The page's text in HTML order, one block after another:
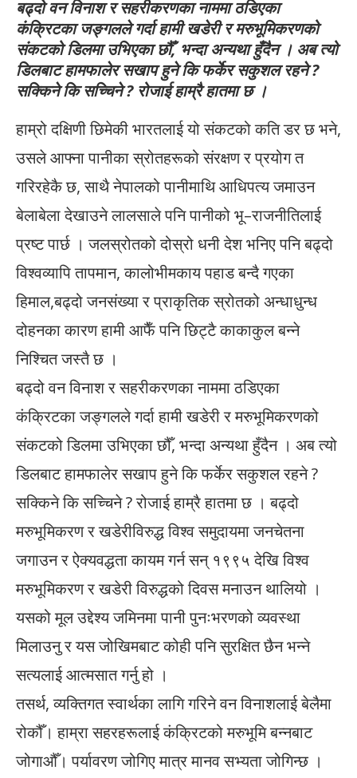
बढ्दो वन विनाश र सहरीकरणका नाममा ठडिएका
कंक्रिटका जङ्गलले गर्दा हामी खडेरी र मरुभूमिकरणको
संकटको डिलमा उभिएका छौँ, भन्दा अन्यथा हुँदैन । अब त्यो
डिलबाट हामफालेर सखाप हुने कि फर्केर सकुशल रहने ?
सक्किने कि सच्चिने ? रोजाई हाम्रै हातमा छ ।
हाम्रो दक्षिणी छिमेकी भारतलाई यो संकटको कति डर छ भने,
उसले आफ्ना पानीका स्रोतहरूको संरक्षण र प्रयोग त
गरिरहेकै छ, साथै नेपालको पानीमाथि आधिपत्य जमाउन
बेलाबेला देखाउने लालसाले पनि पानीको भू–राजनीतिलाई
प्रष्ट पार्छ । जलस्रोतको दोस्रो धनी देश भनिए पनि बढ्दो
विश्वव्यापि तापमान, कालोभीमकाय पहाड बन्दै गएका
हिमाल,बढ्दो जनसंख्या र प्राकृतिक स्रोतको अन्धाधुन्ध
दोहनका कारण हामी आफैँ पनि छिट्टै काकाकुल बन्ने
निश्चित जस्तै छ ।
बढ्दो वन विनाश र सहरीकरणका नाममा ठडिएका
कंक्रिटका जङ्गलले गर्दा हामी खडेरी र मरुभूमिकरणको
संकटको डिलमा उभिएका छौँ, भन्दा अन्यथा हुँदैन । अब त्यो
डिलबाट हामफालेर सखाप हुने कि फर्केर सकुशल रहने ?
सक्किने कि सच्चिने ? रोजाई हाम्रै हातमा छ । बढ्दो
मरुभूमिकरण र खडेरीविरुद्ध विश्व समुदायमा जनचेतना
जगाउन र ऐक्यवद्धता कायम गर्न सन् १९९५ देखि विश्व
मरुभूमिकरण र खडेरी विरुद्धको दिवस मनाउन थालियो ।
यसको मूल उद्देश्य जमिनमा पानी पुनःभरणको व्यवस्था
मिलाउनु र यस जोखिमबाट कोही पनि सुरक्षित छैन भन्ने
सत्यलाई आत्मसात गर्नु हो ।
तसर्थ, व्यक्तिगत स्वार्थका लागि गरिने वन विनाशलाई बेलैमा
रोकौँ। हाम्रा सहरहरूलाई कंक्रिटको मरुभूमि बन्नबाट
जोगाऔँ। पर्यावरण जोगिए मात्र मानव सभ्यता जोगिन्छ ।